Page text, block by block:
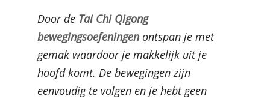
Door de Tai Chi Qigong
bewegingsoefeningenontspan je met
gemak waardoor je makkelijk uit je
hoofd komt. De bewegingen zijn
eenvoudig te volgen en je hebt geen